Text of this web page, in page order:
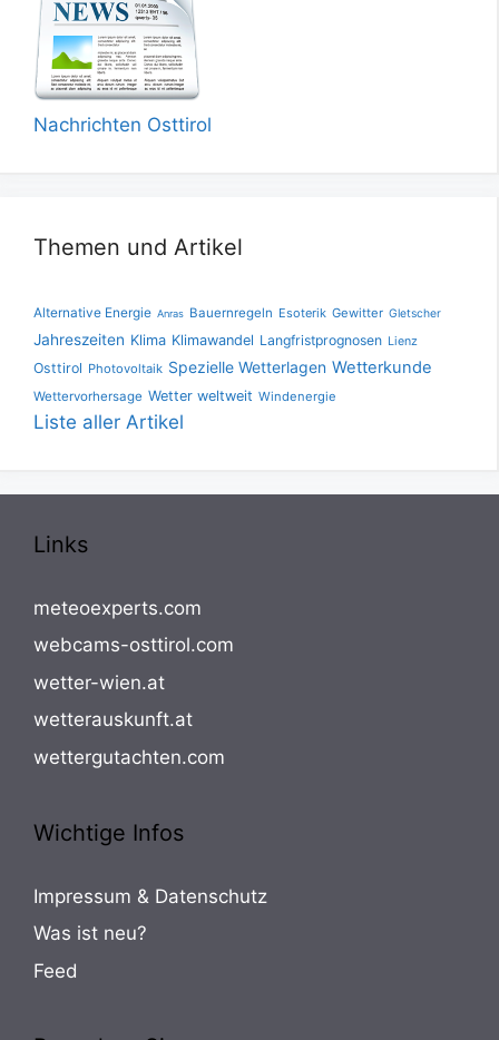
Nachrichten Osttirol
Themen und Artikel
Alternative Energie Anras Bauernregeln Esoterik Gewitter Gletscher
Jahreszeiten Klima Klimawandel Langfristprognosen Lienz
Osttirol Photovoltaik Spezielle Wetterlagen Wetterkunde
Wettervorhersage Wetter weltweit Windenergie
Liste aller Artikel
Links
meteoexperts.com
webcams-osttirol.com
wetter-wien.at
wetterauskunft.at
wettergutachten.com
Wichtige Infos
Impressum & Datenschutz
Was ist neu?
Feed